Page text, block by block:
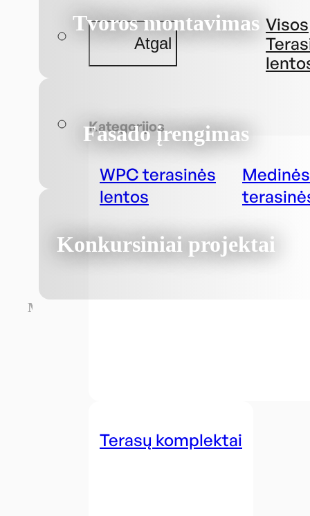
Tvoros montavimas
Fasado įrengimas
Konkursiniai projektai
Medžiagos
Atgal
Visos
Kategorijos
WPC terasinės
lentos
Medinės
Terasų komplektai